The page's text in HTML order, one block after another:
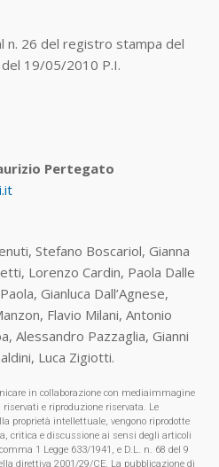
n. 26 del registro stampa del
del 19/05/2010 P.I.
Pertegato
Stefano Boscariol, Gianna
Lorenzo Cardin, Paola Dalle
Gianluca Dall’Agnese,
Flavio Milani, Antonio
Alessandro Pazzaglia, Gianni
Luca Zigiotti.
in collaborazione con mediaimmagine
e riproduzione riservata. Le
proprietà intellettuale, vengono riprodotte
critica e discussione ai sensi degli articoli
1 Legge 633/1941, e D.L. n. 68 del 9
direttiva 2001/29/CE. La pubblicazione di